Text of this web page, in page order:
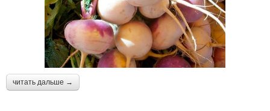
читать дальше →